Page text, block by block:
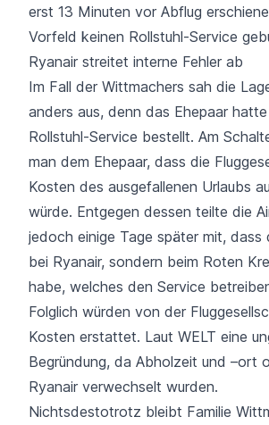
erst 13 Minuten vor Abflug
Vorfeld keinen Rollstuhl-Service
Ryanair streitet interne Fehler ab
Im Fall der Wittmachers sah die
anders aus, denn das Ehepaar
Rollstuhl-Service bestellt. Am
man dem Ehepaar, dass die
Kosten des ausgefallenen Urlaubs
würde. Entgegen dessen teilte die
jedoch einige Tage später mit, dass
bei Ryanair, sondern beim Roten
habe, welches den Service
Folglich würden von der
Kosten erstattet. Laut WELT eine
Begründung, da Abholzeit und –ort
Ryanair verwechselt wurden.
Nichtsdestotrotz bleibt Familie